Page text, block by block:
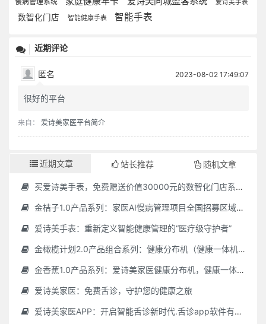
慢病管理系统
爱诗美手表
数智化门店 智能健康手表 智能手表
近期评论
匿名 2023-08-02 17:49:07
很好的平台
来自： 爱诗美家医平台简介
近期文章 站长推荐 随机文章
买爱诗美手表，免费赠送价值30000元的数智化门店系统一套（含硬件）
金桔子1.0产品系列：家医AI慢病管理项目全国招募区域合伙人，低投入，高回报，长收益
爱诗美手表：重新定义智能健康管理的“医疗级守护者”
金橄榄计划2.0产品组合系列：健康分布机（健康一体机）+慢病管理系统，可落地在健康小屋，社区服务中心等等
金香蕉1.0产品系列：爱诗美家医健康分布机，健康一体机，社区服务中心，药店，健康小屋都需要
爱诗美家医：免费舌诊，守护您的健康之旅
爱诗美家医APP：开启智能舌诊新时代.舌诊app软件有哪些 好用的舌诊app大全